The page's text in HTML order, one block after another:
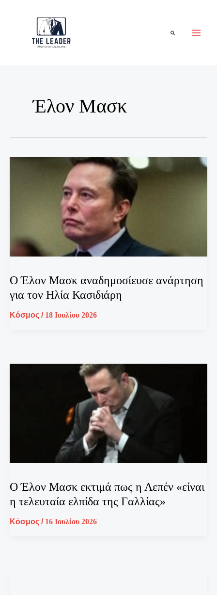
Αναζήτηση
Έλον Μασκ
Ο Έλον Μασκ αναδημοσίευσε ανάρτηση
για τον Ηλία Κασιδιάρη
Κόσμος / 18 Ιουλίου 2026
Ο Έλον Μασκ εκτιμά πως η Λεπέν «είναι
η τελευταία ελπίδα της Γαλλίας»
Κόσμος / 16 Ιουλίου 2026